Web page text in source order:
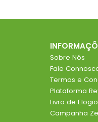
Sobre Nós
Fale
Termos e
Plataforma
Livro de
Campanha